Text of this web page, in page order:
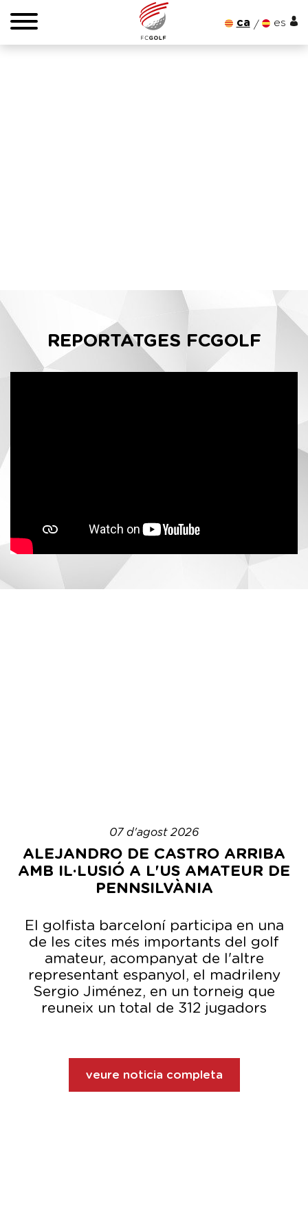
ca es
REPORTATGES FCGOLF
07 d'agost 2026
ALEJANDRO DE CASTRO ARRIBA
AMB IL·LUSIÓ A L'US AMATEUR DE
PENNSILVÀNIA
El golfista barceloní participa en una
de les cites més importants del golf
amateur, acompanyat de l'altre
representant espanyol, el madrileny
Sergio Jiménez, en un torneig que
reuneix un total de 312 jugadors
veure noticia completa